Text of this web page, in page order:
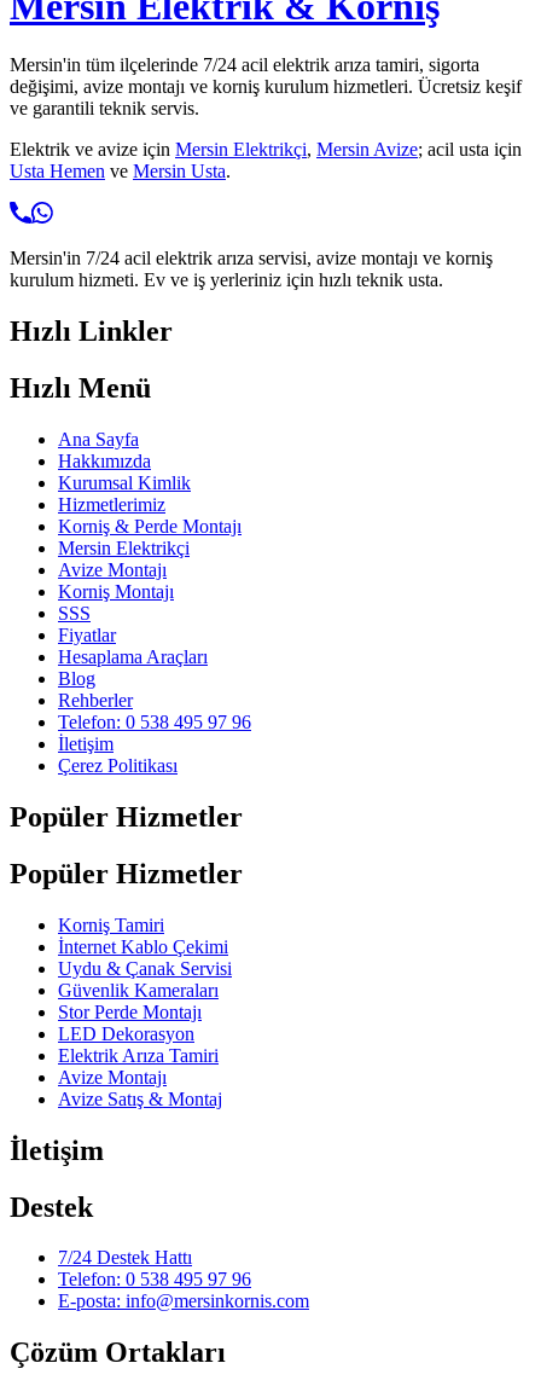
Mersin'in tüm ilçelerinde 7/24 acil elektrik arıza tamiri, sigorta
değişimi, avize montajı ve korniş kurulum hizmetleri. Ücretsiz keşif
ve garantili teknik servis.
Elektrik ve avize için Mersin Elektrikçi, Mersin Avize; acil usta için
Usta Hemen ve Mersin Usta.
Mersin'in 7/24 acil elektrik arıza servisi, avize montajı ve korniş
kurulum hizmeti. Ev ve iş yerleriniz için hızlı teknik usta.
Hızlı Linkler
Hızlı Menü
Ana Sayfa
Hakkımızda
Kurumsal Kimlik
Hizmetlerimiz
Korniş & Perde Montajı
Mersin Elektrikçi
Avize Montajı
Korniş Montajı
SSS
Fiyatlar
Hesaplama Araçları
Blog
Rehberler
Telefon: 0 538 495 97 96
İletişim
Çerez Politikası
Popüler Hizmetler
Popüler Hizmetler
Korniş Tamiri
İnternet Kablo Çekimi
Uydu & Çanak Servisi
Güvenlik Kameraları
Stor Perde Montajı
LED Dekorasyon
Elektrik Arıza Tamiri
Avize Montajı
Avize Satış & Montaj
İletişim
Destek
7/24 Destek Hattı
Telefon: 0 538 495 97 96
E-posta: info@mersinkornis.com
Çözüm Ortakları